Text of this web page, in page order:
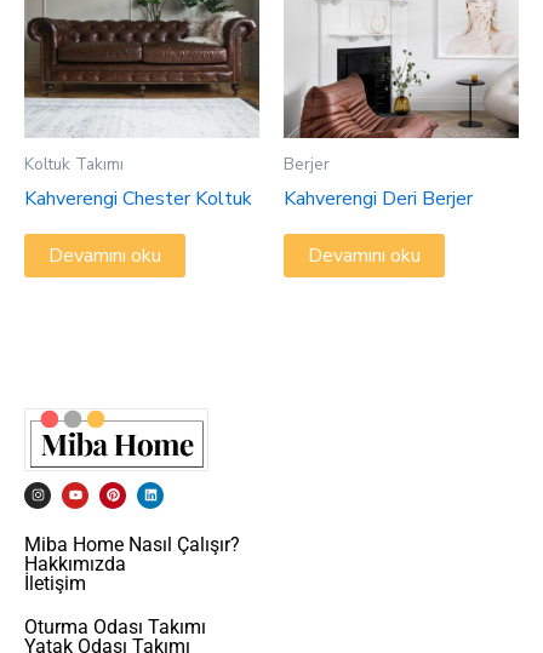
Koltuk Takımı
Kahverengi Chester Koltuk
Devamını oku
Berjer
Kahverengi Deri Berjer
Devamını oku
I
n
s
a
g
r
a
m
Y
o
u
u
b
e
P
i
n
e
r
e
L
i
n
e
d
Miba Home Nasıl Çalışır?
Hakkımızda
İletişim
Oturma Odası Takımı
Yatak Odası Takımı